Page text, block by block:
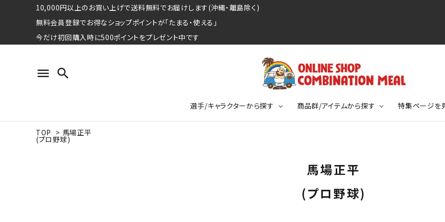
10,000円以上のお買い上げで送料無料でお届けします(沖縄・離島除く)
無料会員登録でお得なショップポイントが「たまる・使える」
今だけ初回購入時に500ポイントをプレゼント中です
menu search
選手/キャラクターから探す
プロ野球選手コレクション
競走馬コレクション
商品群/アイテムから探す
Tシャツ
KIDSサイズ
特集ページを
特集ページ
TOP > 馬場正平
(プロ野球)
馬場正平
(プロ野球)